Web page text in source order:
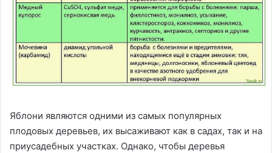
Яблони являются одними из самых популярных
плодовых деревьев, их высаживают как в садах, так и на
приусадебных участках. Однако, чтобы деревья